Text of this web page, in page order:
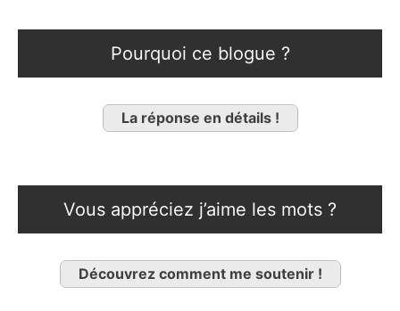
Pourquoi ce blogue ?
La réponse en détails !
Vous appréciez j’aime les mots ?
Découvrez comment me soutenir !